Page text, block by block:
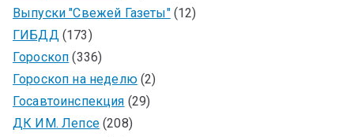
Выпуски "Свежей Газеты"(12)
ГИБДД(173)
Гороскоп (336)
Гороскоп на неделю(2)
Госавтоинспекция (29)
ДК ИМ. Лепсе(208)